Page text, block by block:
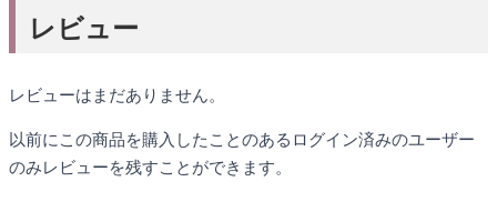
レビュー
レビューはまだありません。
以前にこの商品を購入したことのあるログイン済みのユーザー
のみレビューを残すことができます。